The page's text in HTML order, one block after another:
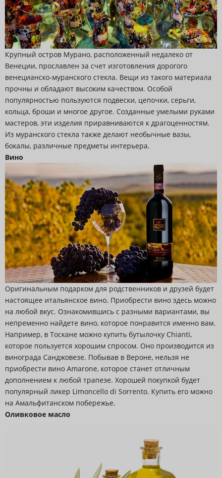
Крупный остров Мурано, расположенный недалеко от
Венеции, прославлен за счет изготовления дорогого
венецианско-муранского стекла. Вещи из такого материала
прочны и обладают высоким качеством. Особой
популярностью пользуются подвески, цепочки, серьги,
кольца, броши и многое другое. Созданные умелыми руками
мастеров, эти изделия приравниваются к драгоценностям.
Из муранского стекла также делают необычные вазы,
бокалы, различные предметы интерьера.
Вино
Оригинальным подарком для родственников и друзей будет
настоящее итальянское вино. Приобрести вино здесь можно
на любой вкус. Ознакомившись с разными вариантами, вы
непременно найдете вино, которое понравится именно вам.
Например, в Тоскане можно купить бутылочку Chianti,
которое пользуется хорошим спросом. Оно производится из
винограда Санджовезе. Побывав в Вероне, нельзя не
приобрести вино Amarone, которое станет отличным
дополнением к любой трапезе. Хорошей покупкой будет
популярный ликер Limoncello di Sorrento. Купить его можно
на Амальфитанском побережье.
Оливковое масло